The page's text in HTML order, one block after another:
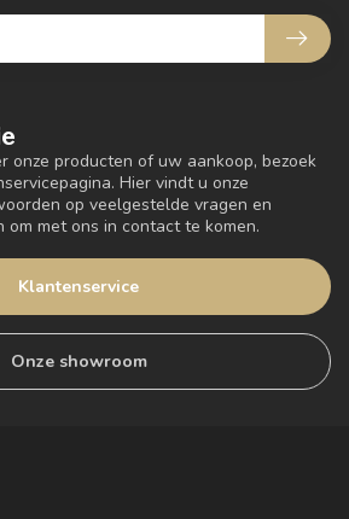
onze producten of uw aankoop, bezoek
Hier vindt u onze
op veelgestelde vragen en
om met ons in contact te komen.
Klantenservice
Onze showroom